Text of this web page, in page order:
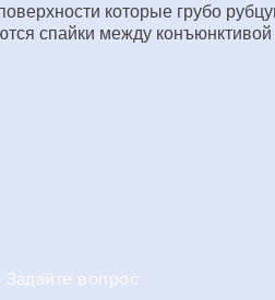
которые грубо
спайки между
Задайте вопрос